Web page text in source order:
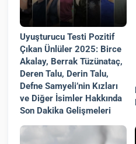
Uyuşturucu Testi Pozitif
Çıkan Ünlüler 2025: Birce
Akalay, Berrak Tüzünataç,
Deren Talu, Derin Talu,
Defne Samyeli’nin Kızları
ve Diğer İsimler Hakkında
Son Dakika Gelişmeleri